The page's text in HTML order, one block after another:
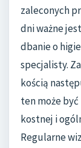
zaleconych
dni ważne
dbanie o
specjalisty.
kością
ten może
kostnej i
Regularne